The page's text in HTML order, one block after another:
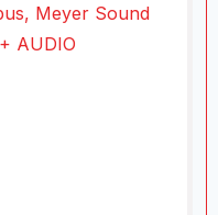
, Meyer Sound
AUDIO